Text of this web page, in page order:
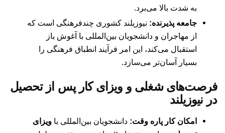
به شدت بالا می‌برد.
جامعه پذیرنده: نیوزیلند کشوری چندفرهنگی است که
از مهاجران و دانشجویان بین‌المللی با آغوش باز
استقبال می‌کند، این امر فرآیند انطباق فرهنگی را
بسیار آسان‌تر می‌سازد.
فرصت‌های شغلی و ویزای کار پس از تحصیل
در نیوزیلند
امکان کار پاره وقت: دانشجویان بین‌المللی با ویزای